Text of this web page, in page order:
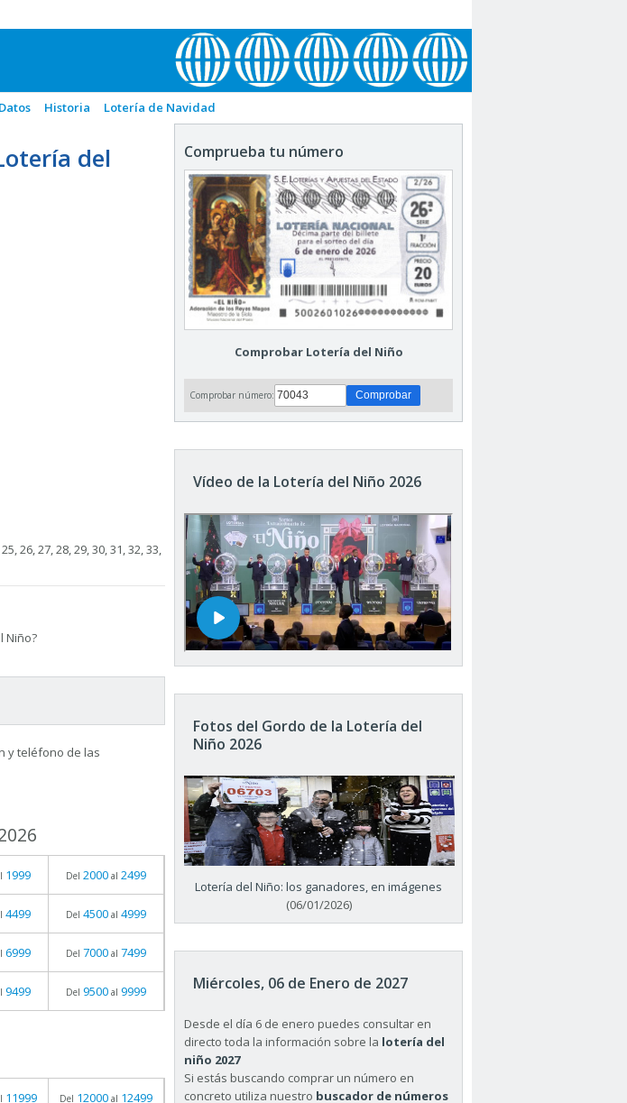
Datos Historia Lotería de Navidad
del
26, 27, 28, 29, 30, 31, 32, 33,
Niño?
y teléfono de las
1999 Del 2000 al 2499
4499 Del 4500 al 4999
6999 Del 7000 al 7499
9499 Del 9500 al 9999
11999 Del 12000 al 12499
Comprueba tu número
Comprobar Lotería del Niño
Comprobar número:
Vídeo de la Lotería del Niño 2026
Fotos del Gordo de la Lotería del
Niño 2026
Lotería del Niño: los ganadores, en imágenes
(06/01/2026)
Miércoles, 06 de Enero de 2027
Desde el día 6 de enero puedes consultar en
directo toda la información sobre la lotería del
niño 2027
Si estás buscando comprar un número en
concreto utiliza nuestro buscador de números